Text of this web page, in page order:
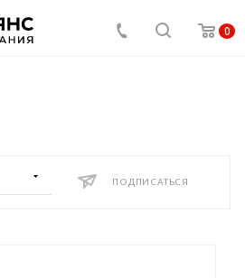
0
ПОДПИСАТЬСЯ